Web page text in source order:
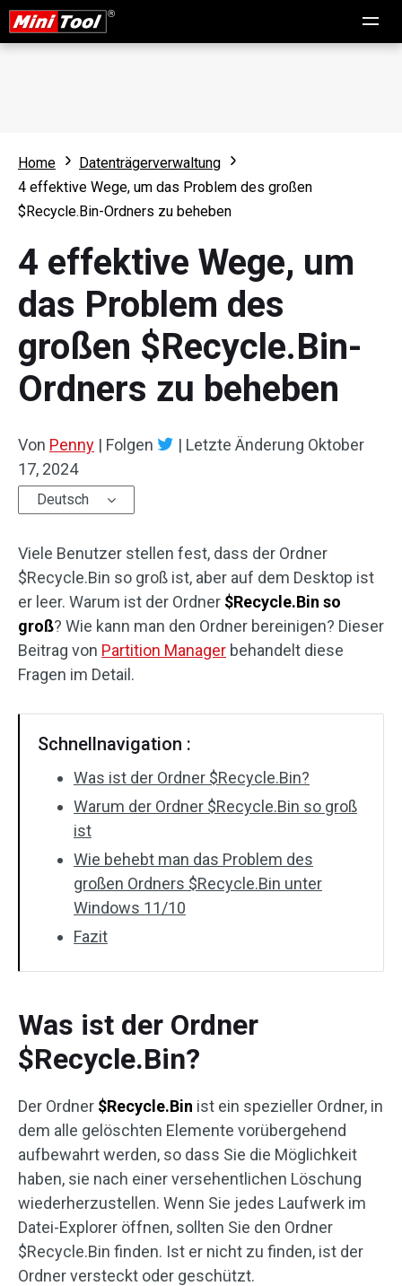
Home
Datenträgerverwaltung
4 effektive Wege, um das Problem des großen
$Recycle.Bin-Ordners zu beheben
4 effektive Wege, um
das Problem des
großen $Recycle.Bin-
Ordners zu beheben
Von Penny | Folgen | Letzte Änderung Oktober
17, 2024
Deutsch
Viele Benutzer stellen fest, dass der Ordner
$Recycle.Bin so groß ist, aber auf dem Desktop ist
er leer. Warum ist der Ordner $Recycle.Bin so
groß? Wie kann man den Ordner bereinigen? Dieser
Beitrag von Partition Manager behandelt diese
Fragen im Detail.
Schnellnavigation :
Was ist der Ordner $Recycle.Bin?
Warum der Ordner $Recycle.Bin so groß
ist
Wie behebt man das Problem des
großen Ordners $Recycle.Bin unter
Windows 11/10
Fazit
Was ist der Ordner
$Recycle.Bin?
Der Ordner $Recycle.Bin ist ein spezieller Ordner, in
dem alle gelöschten Elemente vorübergehend
aufbewahrt werden, so dass Sie die Möglichkeit
haben, sie nach einer versehentlichen Löschung
wiederherzustellen. Wenn Sie jedes Laufwerk im
Datei-Explorer öffnen, sollten Sie den Ordner
$Recycle.Bin finden. Ist er nicht zu finden, ist der
Ordner versteckt oder geschützt.